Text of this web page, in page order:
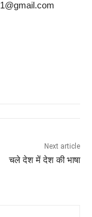
Next article
चले देश में देश की भाषा